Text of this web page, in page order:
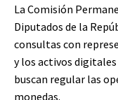
La Comisión
Diputados de la
consultas con
y los activos
buscan regular las
monedas.